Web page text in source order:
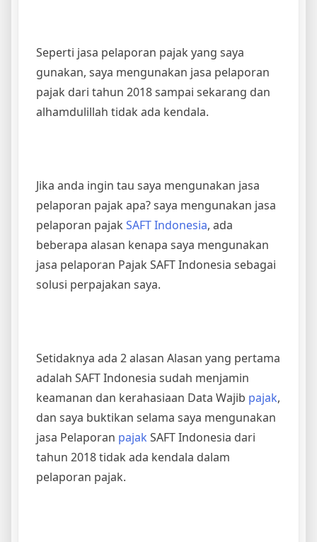
Seperti jasa pelaporan pajak yang saya
gunakan, saya mengunakan jasa pelaporan
pajak dari tahun 2018 sampai sekarang dan
alhamdulillah tidak ada kendala.
Jika anda ingin tau saya mengunakan jasa
pelaporan pajak apa? saya mengunakan jasa
pelaporan pajak SAFT Indonesia, ada
beberapa alasan kenapa saya mengunakan
jasa pelaporan Pajak SAFT Indonesia sebagai
solusi perpajakan saya.
Setidaknya ada 2 alasan Alasan yang pertama
adalah SAFT Indonesia sudah menjamin
keamanan dan kerahasiaan Data Wajib pajak,
dan saya buktikan selama saya mengunakan
jasa Pelaporan pajak SAFT Indonesia dari
tahun 2018 tidak ada kendala dalam
pelaporan pajak.